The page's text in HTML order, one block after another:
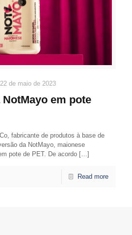
22 de maio de 2023
em pote
fabricante de produtos à base de
da NotMayo, maionese
pote de PET. De acordo […]
Read more